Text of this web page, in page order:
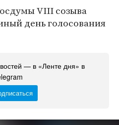
VIII созыва
день голосования
— в «Ленте дня» в